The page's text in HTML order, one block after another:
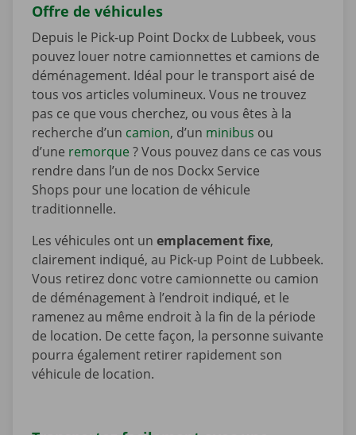
Offre de véhicules
Depuis le Pick-up Point Dockx de Lubbeek, vous
pouvez louer notre camionnettes et camions de
déménagement. Idéal pour le transport aisé de
tous vos articles volumineux. Vous ne trouvez
pas ce que vous cherchez, ou vous êtes à la
recherche d’un camion, d’un minibus ou
d’une remorque ? Vous pouvez dans ce cas vous
rendre dans l’un de nos Dockx Service
Shops pour une location de véhicule
traditionnelle.
Les véhicules ont un emplacement fixe,
clairement indiqué, au Pick-up Point de Lubbeek.
Vous retirez donc votre camionnette ou camion
de déménagement à l’endroit indiqué, et le
ramenez au même endroit à la fin de la période
de location. De cette façon, la personne suivante
pourra également retirer rapidement son
véhicule de location.